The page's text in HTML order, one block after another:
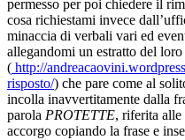
permesso per poi chiedere il
cosa richiestami invece
minaccia di verbali vari ed
allegandomi un estratto del
( http://
risposto/) che pare come al
incolla inavvertitamente dalla
parola PROTETTE, riferita alle
accorgo copiando la frase e